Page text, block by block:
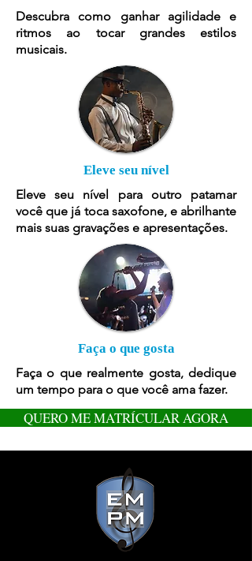
Descubra como ganhar agilidade e
ritmos ao tocar grandes estilos
musicais.
Eleve seu nível
Eleve seu nível para outro patamar
você que já toca saxofone, e abrilhante
mais suas gravações e apresentações.
Faça o que gosta
Faça o que realmente gosta, dedique
um tempo para o que você ama fazer.
QUERO ME MATRÍCULAR AGORA